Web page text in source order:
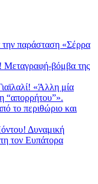
παράσταση «Σέρρα
Μεταγραφή-βόμβα της
«Άλλη μία
“απορρήτου”».
το περιθώριο και
Δυναμική
τον Ευπάτορα